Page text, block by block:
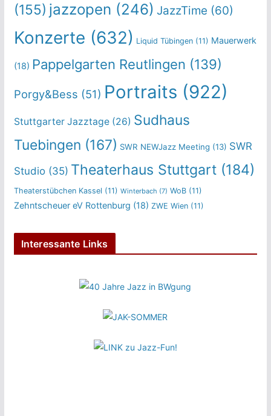
(155) jazzopen (246) JazzTime (60)
Konzerte (632) Liquid Tübingen(11) Mauerwerk
(18) Pappelgarten Reutlingen (139)
Porgy&Bess (51) Portraits (922)
Stuttgarter Jazztage(26) Sudhaus
Tuebingen (167) SWR NEWJazz Meeting (13) SWR
Studio(35) Theaterhaus Stuttgart(184)
Theaterstübchen Kassel (11) Winterbach (7) WoB(11)
Zehntscheuer eV Rottenburg (18) ZWE Wien(11)
Interessante Links